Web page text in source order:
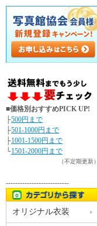
■価格別おすすめPICK UP!
├500円まで
├501-1000円まで
├1001-1500円まで
└1501-2000円まで
（不定期更新）
---------------------------
オリジナル衣装